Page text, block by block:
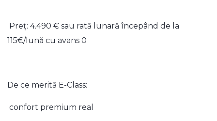
Preț: 4.490 € sau rată lunară începând de la
115€/lună cu avans 0
De ce merită E-Class:
confort premium real